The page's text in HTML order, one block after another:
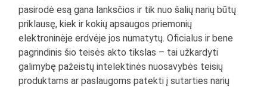
pasirodė esą gana lanksčios ir tik nuo šalių narių būtų
priklausę, kiek ir kokių apsaugos priemonių
elektroninėje erdvėje jos numatytų. Oficialus ir bene
pagrindinis šio teisės akto tikslas – tai užkardyti
galimybę pažeistų intelektinės nuosavybės teisių
produktams ar paslaugoms patekti į sutarties narių